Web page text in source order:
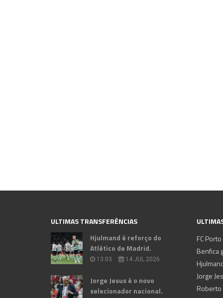
ULTIMAS TRANSFERÊNCIAS
Hjulmand é reforço do
Atlético de Madrid.
13:03 14 JUL 2026
Jorge Jesus é o novo
selecionador nacional.
FC
Benfica
Jorge